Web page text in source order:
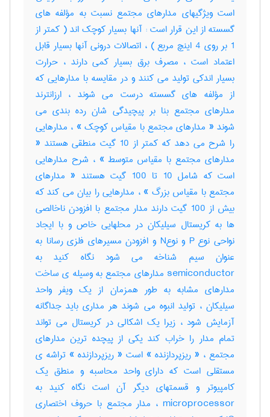
است ویژگیهای مدارهای مجتمع نسبت به مؤلفه های
گسسته از این قرار است : آنها بسیار کوچک اند ( کمتر از
1 بر روی 4 اینچ مربع ) ، اتصالات درونی آنها بسیار قابل
اعتماد است ، مصرف برق بسیار کمی دارند ، حرارت
بسیار اندکی تولید می کنند و در مقایسه با مدارهایی که
از مؤلفه های گسسته درست می شوند ، ارزانترند
مدارهای مجتمع بنا بر پیچیدگی شان رده بندی می
شوند « مدارهای مجتمع با مقیاس کوچک » ، مدارهایی
را شرح می دهد که کمتر از 10 گیت منطقی هستند «
مدارهای مجتمع با مقیاس متوسط » ، شرح مدارهایی
است که شامل 10 تا 100 گیت هستند « مدارهای
مجتمع با مقیاس بزرگ » ، مدارهایی را بیان می کند که
بیش از 100 گیت دارند مدار مجتمع با افزودن ناخالصی
ها به کریستال سیلیکان در محلهایی خاص و با ایجاد
نواحی نوع P و نوعN و افزودن مسیرهای فلزی رسانا به
عنوان سیم شناخه می شود نگاه کنید به
semiconductor مدارهای مجتمع به وسیله ی ساخت
مدارهای مشابه به طور همزمان از یک ویفر واحد
سیلیکان ، تولید انبوه می شوند هر مداری باید جداگانه
آزمایش شود ، زیرا یک اشکالی در کریستال می تواند
تمام مدار را خراب کند یکی از پیچده ترین مدارهای
مجتمع ، « ریزپردازنده » است « ریزپردازنده » تراشه ی
مستقلی است که دارای واحد محاسبه و منطق یک
کامپیوتر و قسمتهای دیگر آن است نگاه کنید به
microprocessor ، مدار مجتمع با حروف اختصاری